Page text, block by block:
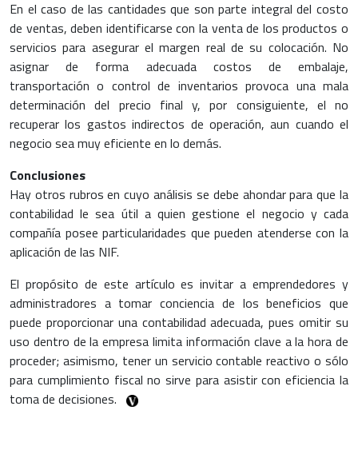
En el caso de las cantidades que son parte integral del costo
de ventas, deben identificarse con la venta de los productos o
servicios para asegurar el margen real de su colocación. No
asignar de forma adecuada costos de embalaje,
transportación o control de inventarios provoca una mala
determinación del precio final y, por consiguiente, el no
recuperar los gastos indirectos de operación, aun cuando el
negocio sea muy eficiente en lo demás.
Conclusiones
Hay otros rubros en cuyo análisis se debe ahondar para que la
contabilidad le sea útil a quien gestione el negocio y cada
compañía posee particularidades que pueden atenderse con la
aplicación de las NIF.
El propósito de este artículo es invitar a emprendedores y
administradores a tomar conciencia de los beneficios que
puede proporcionar una contabilidad adecuada, pues omitir su
uso dentro de la empresa limita información clave a la hora de
proceder; asimismo, tener un servicio contable reactivo o sólo
para cumplimiento fiscal no sirve para asistir con eficiencia la
toma de decisiones.